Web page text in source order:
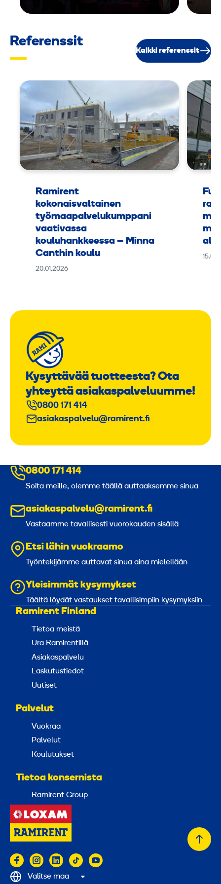
Referenssit
Kaikki referenssit
Ramirent
kokonaisvaltainen
työmaapalvelukumppani
vaativassa
kouluhankkeessa – Minna
Canthin koulu
20.01.2026
Kysyttävää tuotteesta? Ota
yhteyttä asiakaspalveluumme!
0800 171 414
asiakaspalvelu@ramirent.fi
0800 171 414
Soita meille, olemme täällä auttaaksemme sinua
asiakaspalvelu@ramirent.fi
Vastaamme tavallisesti vuorokauden sisällä
Etsi lähin vuokraamo
Työntekijämme auttavat sinua aina mielellään
Yleisimmät kysymykset
Täältä löydät vastaukset tavallisimpiin kysymyksiin
Ramirent Finland
Tietoa meistä
Ura Ramirentillä
Asiakaspalvelu
Laskutustiedot
Uutiset
Palvelut
Vuokraa
Palvelut
Koulutukset
Tietoa konsernista
Ramirent Group
Valitse maa